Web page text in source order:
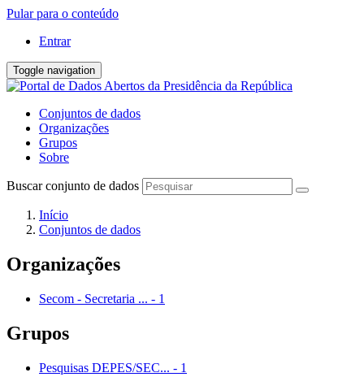
Pular para o conteúdo
Entrar
Toggle navigation
Conjuntos de dados
Organizações
Grupos
Sobre
Buscar conjunto de dados
Início
Conjuntos de dados
Organizações
Secom - Secretaria ... - 1
Grupos
Pesquisas DEPES/SEC... - 1